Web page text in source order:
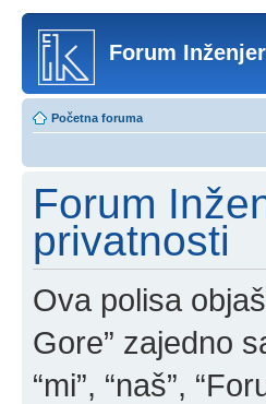
Forum
Početna foruma
Forum
privatnosti
Ova polisa
Gore” zajedno
“mi”, “naš”,